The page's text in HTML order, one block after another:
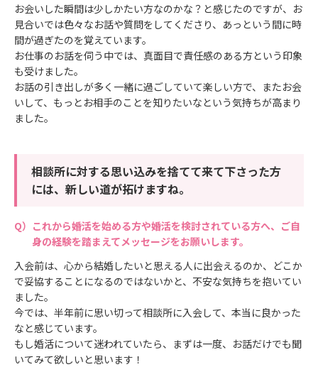
お会いした瞬間は少しかたい方なのかな？と感じたのですが、お
見合いでは色々なお話や質問をしてくださり、あっという間に時
間が過ぎたのを覚えています。
お仕事のお話を伺う中では、真面目で責任感のある方という印象
も受けました。
お話の引き出しが多く一緒に過ごしていて楽しい方で、またお会
いして、もっとお相手のことを知りたいなという気持ちが高まり
ました。
相談所に対する思い込みを捨てて来て下さった方
には、新しい道が拓けますね。
これから婚活を始める方や婚活を検討されている方へ、ご自
身の経験を踏まえてメッセージをお願いします。
入会前は、心から結婚したいと思える人に出会えるのか、どこか
で妥協することになるのではないかと、不安な気持ちを抱いてい
ました。
今では、半年前に思い切って相談所に入会して、本当に良かった
なと感じています。
もし婚活について迷われていたら、まずは一度、お話だけでも聞
いてみて欲しいと思います！